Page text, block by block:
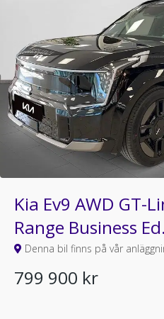
Kia Ev9 AWD GT-
Range Business Ed.
Denna bil finns på vår
799 900 kr